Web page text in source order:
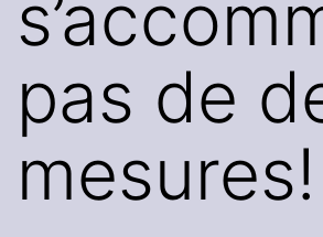
pas de
mesures!